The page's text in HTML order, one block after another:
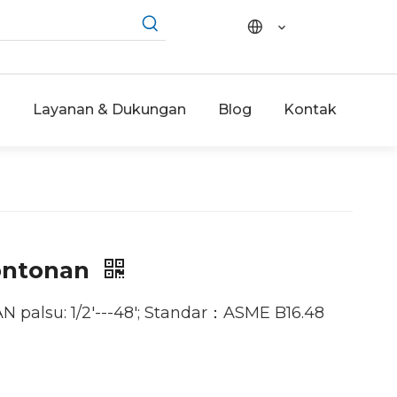
Layanan & Dukungan Blog Kontak
palsu: 1/2'---48'; Standar：ASME B16.48